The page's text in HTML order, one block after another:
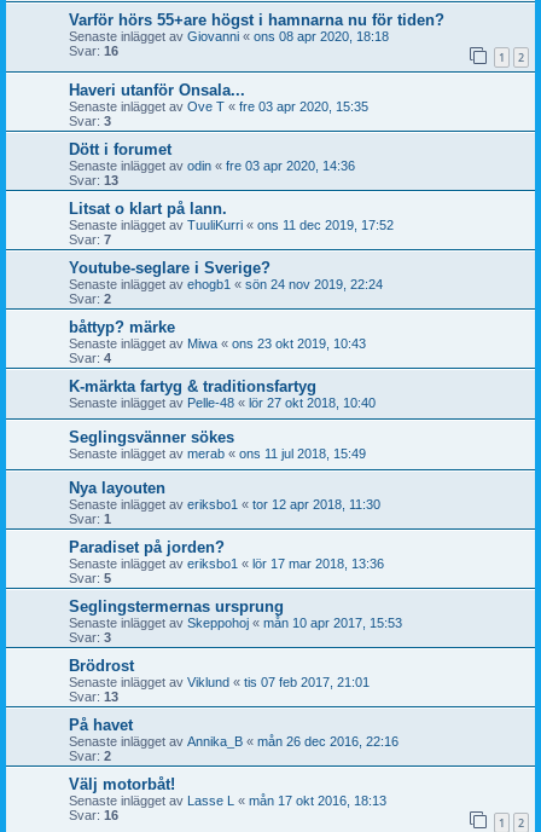
Varför hörs 55+are högst i hamnarna nu för tiden?
Senaste inlägget av Giovanni « ons 08 apr 2020, 18:18
Svar: 16 1 2
Haveri utanför Onsala...
Senaste inlägget av Ove T « fre 03 apr 2020, 15:35
Svar: 3
Dött i forumet
Senaste inlägget av odin « fre 03 apr 2020, 14:36
Svar: 13
Litsat o klart på lann.
Senaste inlägget av TuuliKurri « ons 11 dec 2019, 17:52
Svar: 7
Youtube-seglare i Sverige?
Senaste inlägget av ehogb1 « sön 24 nov 2019, 22:24
Svar: 2
båttyp? märke
Senaste inlägget av Miwa « ons 23 okt 2019, 10:43
Svar: 4
K-märkta fartyg & traditionsfartyg
Senaste inlägget av Pelle-48 « lör 27 okt 2018, 10:40
Seglingsvänner sökes
Senaste inlägget av merab « ons 11 jul 2018, 15:49
Nya layouten
Senaste inlägget av eriksbo1 « tor 12 apr 2018, 11:30
Svar: 1
Paradiset på jorden?
Senaste inlägget av eriksbo1 « lör 17 mar 2018, 13:36
Svar: 5
Seglingstermernas ursprung
Senaste inlägget av Skeppohoj « mån 10 apr 2017, 15:53
Svar: 3
Brödrost
Senaste inlägget av Viklund « tis 07 feb 2017, 21:01
Svar: 13
På havet
Senaste inlägget av Annika_B « mån 26 dec 2016, 22:16
Svar: 2
Välj motorbåt!
Senaste inlägget av Lasse L « mån 17 okt 2016, 18:13
Svar: 16 1 2